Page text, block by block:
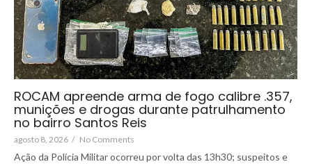
ROCAM apreende arma de fogo calibre .357,
munições e drogas durante patrulhamento
no bairro Santos Reis
agosto 8, 2026 / No Comments
Ação da Polícia Militar ocorreu por volta das 13h30; suspeitos e